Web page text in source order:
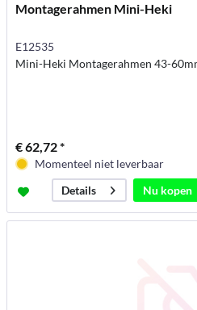
Montagerahmen Mini-Heki
E12535
Mini-Heki Montagerahmen 43-
€ 62,72 *
Momenteel niet leverbaar
Details
Nu kopen